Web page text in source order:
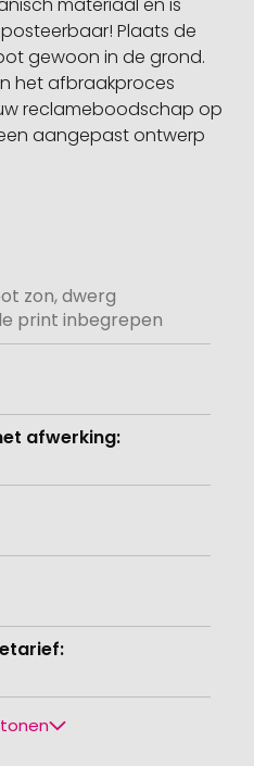
materiaal en is
Plaats de
gewoon in de grond.
het afbraakproces
reclameboodschap op
aangepast ontwerp
zon, dwerg
print inbegrepen